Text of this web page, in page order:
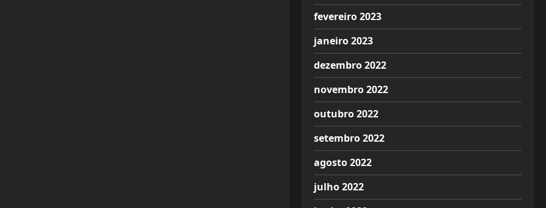
fevereiro 2023
janeiro 2023
dezembro 2022
novembro 2022
outubro 2022
setembro 2022
agosto 2022
julho 2022